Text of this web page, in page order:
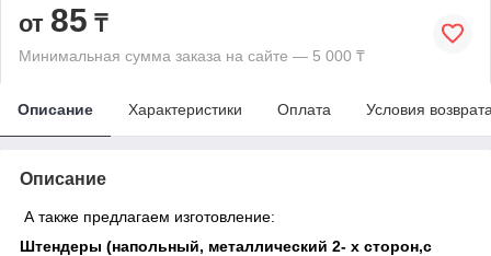
от 85 ₸
Минимальная сумма заказа на сайте — 5 000 ₸
Описание Характеристики Оплата Условия
Описание
А также предлагаем изготовление:
Штендеры (напольный, металлический 2- х сторон,с